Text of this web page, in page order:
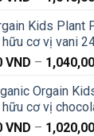
Kids Plant
cơ vị vani
VND –
Orgain
cơ vị
VND –